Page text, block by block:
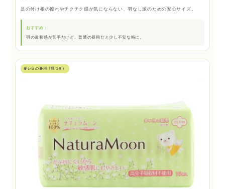
足の付け根の擦れやチクチク感が気にならない、羽なし派のための安心サイズ。
おすすめ：
羽の違和感が苦手だけど、普通の昼用だと少し不安な時に。
多い日の昼用（羽つき）